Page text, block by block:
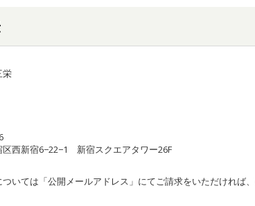
栄
区西新宿6−22−1 新宿スクエアタワー26F
いては「公開メールアドレス」にてご請求をいただければ